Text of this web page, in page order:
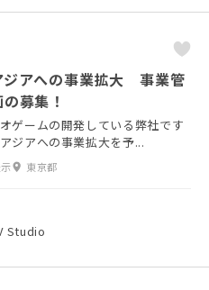
ジアへの事業拡大 事業管
募集！
ゲームの開発している弊社です
ジアへの事業拡大を予...
東京都
Studio